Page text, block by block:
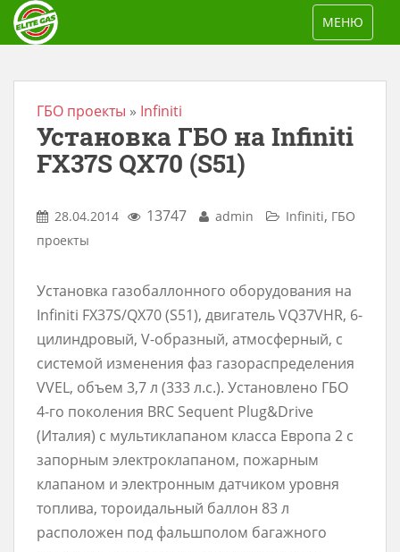
TOGGLE
МЕНЮ
ГБО проекты » Infiniti
Установка ГБО на Infiniti
FX37S QX70 (S51)
28.04.2014 13747 admin Infiniti, ГБО
проекты
Установка газобаллонного оборудования на
Infiniti FX37S/QX70 (S51), двигатель VQ37VHR, 6-
цилиндровый, V-образный, атмосферный, с
системой изменения фаз газораспределения
VVEL, объем 3,7 л (333 л.с.). Установлено ГБО
4-го поколения BRC Sequent Plug&Drive
(Италия) с мультиклапаном класса Европа 2 с
запорным электроклапаном, пожарным
клапаном и электронным датчиком уровня
топлива, тороидальный баллон 83 л
расположен под фальшполом багажного